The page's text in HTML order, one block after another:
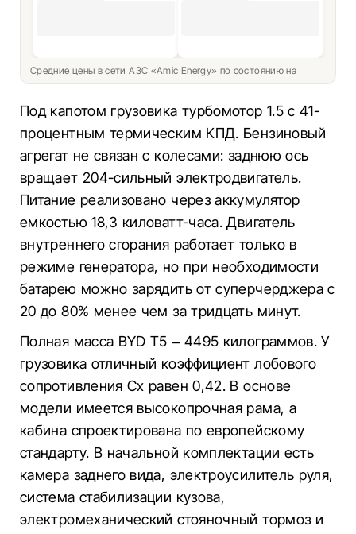
Средние цены в сети АЗС «Amic Energy» по состоянию на
Под капотом грузовика турбомотор 1.5 с 41-
процентным термическим КПД. Бензиновый
агрегат не связан с колесами: заднюю ось
вращает 204-сильный электродвигатель.
Питание реализовано через аккумулятор
емкостью 18,3 киловатт-часа. Двигатель
внутреннего сгорания работает только в
режиме генератора, но при необходимости
батарею можно зарядить от суперчерджера с
20 до 80% менее чем за тридцать минут.
Полная масса BYD T5 – 4495 килограммов. У
грузовика отличный коэффициент лобового
сопротивления Сх равен 0,42. В основе
модели имеется высокопрочная рама, а
кабина спроектирована по европейскому
стандарту. В начальной комплектации есть
камера заднего вида, электроусилитель руля,
система стабилизации кузова,
электромеханический стояночный тормоз и